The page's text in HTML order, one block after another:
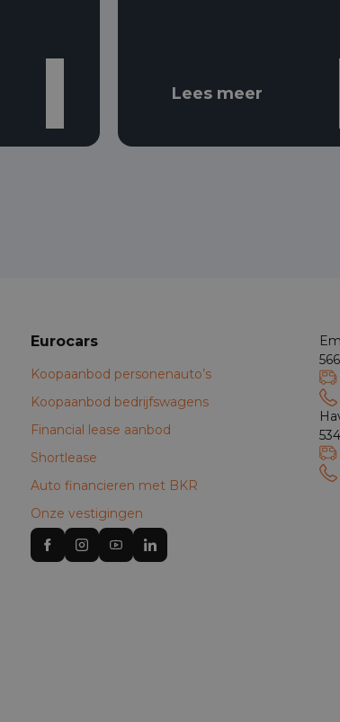
Lees meer
Eurocars
Koopaanbod personenauto’s
Koopaanbod bedrijfswagens
Financial lease aanbod
Shortlease
Auto financieren met BKR
Onze vestigingen